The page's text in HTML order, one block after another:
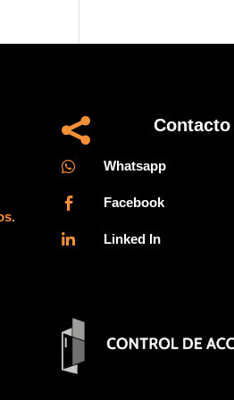
 Contacto
 Whatsapp
 Facebook
 Linked In